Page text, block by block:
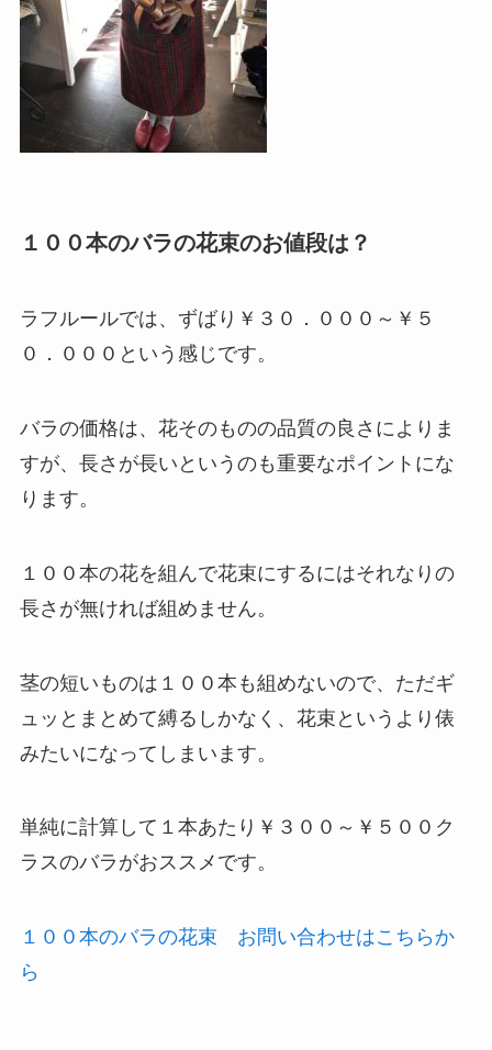
１００本のバラの花束のお値段は？
ラフルールでは、ずばり￥３０．０００～￥５
０．０００という感じです。
バラの価格は、花そのものの品質の良さによりま
すが、長さが長いというのも重要なポイントにな
ります。
１００本の花を組んで花束にするにはそれなりの
長さが無ければ組めません。
茎の短いものは１００本も組めないので、ただギ
ュッとまとめて縛るしかなく、花束というより俵
みたいになってしまいます。
単純に計算して１本あたり￥３００～￥５００ク
ラスのバラがおススメです。
１００本のバラの花束 お問い合わせはこちらか
ら